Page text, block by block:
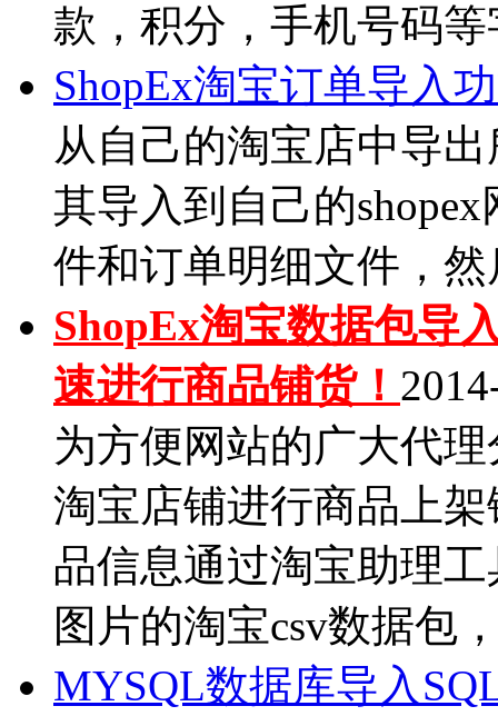
款，积分，手机号码等
ShopEx淘宝订单导入
从自己的淘宝店中导
其导入到自己的
件和订单明细文件，
ShopEx淘宝数据包导
速进行商品铺货！
为方便网站的广大代
淘宝店铺进行商品上
品信息通过淘宝助理
图片的淘宝csv数据包
MYSQL数据库导入